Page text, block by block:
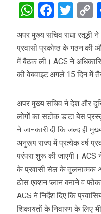
अपर मुख्य सचिव राधा रतूड़ी
प्रवासी प्रकोष्ठ के गठन की
में बैठक ली। ACS ने
की वेबवाइट अगले 15 दिन में
अपर मुख्य सचिव ने देश और
लोगों का सटीक डाटा बेस
ने जानकारी दी कि जल्द ही
अनुरूप राज्य में प्रत्येक वर्ष
परंपरा शुरू की जाएगी। ACS
के प्रवासी सेल के तुलनात्मक
ठोस एक्शन प्लान बनाने व
ACS ने निर्देश दिए कि
शिकायतों के निवारण के लिए